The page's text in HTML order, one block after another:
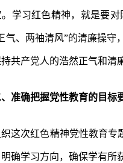
学习红色精神，就是要
气、两袖清风”的清廉操
共产党人的浩然正气和清
、准确把握党性教育的目标
这次红色精神党性教育专
确学习方向，确保学有所